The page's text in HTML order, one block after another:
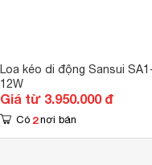
Loa kéo di động Sansui
12W
Giá từ 3.950.000 đ
Có 2 nơi bán